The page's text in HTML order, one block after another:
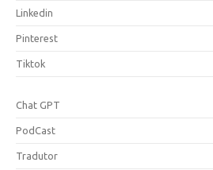
Linkedin
Pinterest
Tiktok
Chat GPT
PodCast
Tradutor